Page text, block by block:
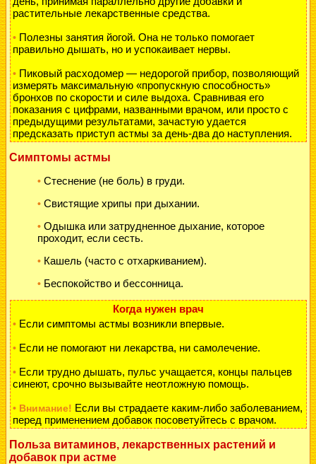
растительные лекарственные средства.
•Полезны занятия йогой. Она не только помогает
правильно дышать, но и успокаивает нервы.
•Пиковый расходомер — недорогой прибор, позволяющий
измерять максимальную «пропускную способность»
бронхов по скорости и силе выдоха. Сравнивая его
показания с цифрами, названными врачом, или просто с
предыдущими результатами, зачастую удается
предсказать приступ астмы за день-два до наступления.
Симптомы астмы
• Стеснение (не боль) в груди.
• Свистящие хрипы при дыхании.
• Одышка или затрудненное дыхание, которое
проходит, если сесть.
• Кашель (часто с отхаркиванием).
• Беспокойство и бессонница.
Когда нужен врач
•Если симптомы астмы возникли впервые.
•Если не помогают ни лекарства, ни самолечение.
•Если трудно дышать, пульс учащается, концы пальцев
синеют, срочно вызывайте неотложную помощь.
• Внимание! Если вы страдаете каким-либо заболеванием,
перед применением добавок посоветуйтесь с врачом.
Польза витаминов, лекарственных растений и
добавок при астме